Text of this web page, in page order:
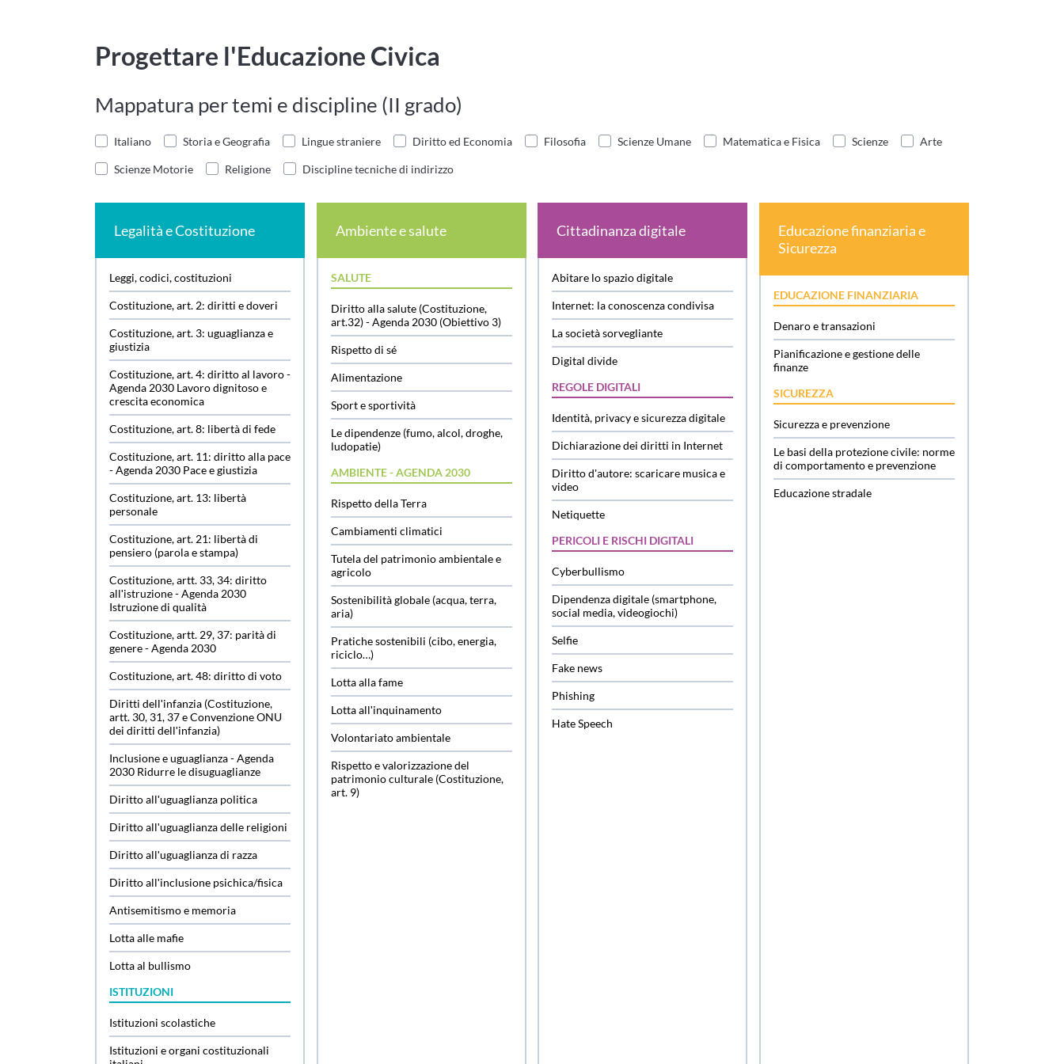
Progettare l'Educazione Civica
Mappatura per temi e discipline (II grado)
Italiano Storia e Geografia Lingue straniere Diritto ed Economia Filosofia Scienze Umane Matematica e Fisica Scienze Arte
Scienze Motorie Religione Discipline tecniche di indirizzo
Legalità e Costituzione
Leggi, codici, costituzioni
Costituzione, art. 2: diritti e doveri
Costituzione, art. 3: uguaglianza e
giustizia
Costituzione, art. 4: diritto al lavoro -
Agenda 2030 Lavoro dignitoso e
crescita economica
Costituzione, art. 8: libertà di fede
Costituzione, art. 11: diritto alla pace
- Agenda 2030 Pace e giustizia
Costituzione, art. 13: libertà
personale
Costituzione, art. 21: libertà di
pensiero (parola e stampa)
Costituzione, artt. 33, 34: diritto
allʹistruzione - Agenda 2030
Istruzione di qualità
Costituzione, artt. 29, 37: parità di
genere - Agenda 2030
Costituzione, art. 48: diritto di voto
Diritti dellʹinfanzia (Costituzione,
artt. 30, 31, 37 e Convenzione ONU
dei diritti dellʹinfanzia)
Inclusione e uguaglianza - Agenda
2030 Ridurre le disuguaglianze
Diritto allʹuguaglianza politica
Diritto allʹuguaglianza delle religioni
Diritto allʹuguaglianza di razza
Diritto allʹinclusione psichica/fisica
Antisemitismo e memoria
Lotta alle mafie
Lotta al bullismo
ISTITUZIONI
Istituzioni scolastiche
Istituzioni e organi costituzionali
Ambiente e salute
SALUTE
Diritto alla salute (Costituzione,
art.32) - Agenda 2030 (Obiettivo 3)
Rispetto di sé
Alimentazione
Sport e sportività
Le dipendenze (fumo, alcol, droghe,
ludopatie)
AMBIENTE - AGENDA 2030
Rispetto della Terra
Cambiamenti climatici
Tutela del patrimonio ambientale e
agricolo
Sostenibilità globale (acqua, terra,
aria)
Pratiche sostenibili (cibo, energia,
riciclo…)
Lotta alla fame
Lotta allʹinquinamento
Volontariato ambientale
Rispetto e valorizzazione del
patrimonio culturale (Costituzione,
art. 9)
Cittadinanza digitale
Abitare lo spazio digitale
Internet: la conoscenza condivisa
La società sorvegliante
Digital divide
REGOLE DIGITALI
Identità, privacy e sicurezza digitale
Dichiarazione dei diritti in Internet
Diritto d'autore: scaricare musica e
video
Netiquette
PERICOLI E RISCHI DIGITALI
Cyberbullismo
Dipendenza digitale (smartphone,
social media, videogiochi)
Selfie
Fake news
Phishing
Hate Speech
Educazione finanziaria e
Sicurezza
EDUCAZIONE FINANZIARIA
Denaro e transazioni
Pianificazione e gestione delle
finanze
SICUREZZA
Sicurezza e prevenzione
Le basi della protezione civile: norme
di comportamento e prevenzione
Educazione stradale